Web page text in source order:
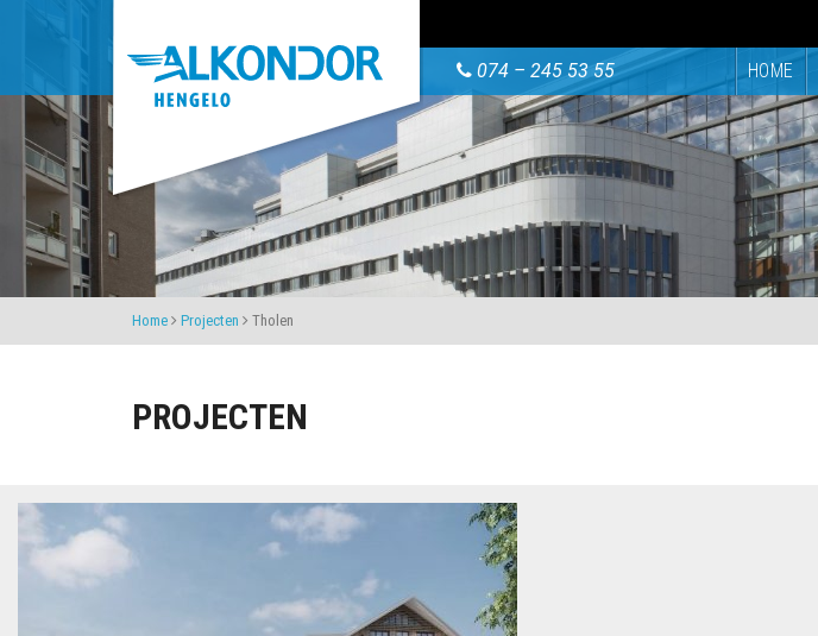
074 – 245 53 55 HOME
Home Projecten Tholen
PROJECTEN